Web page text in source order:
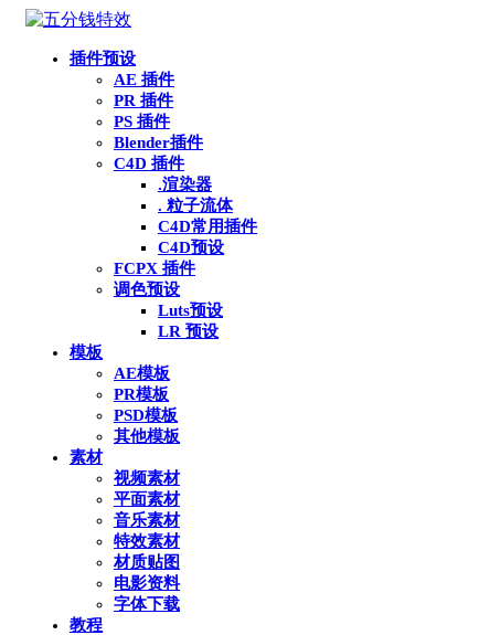
插件预设
AE 插件
PR 插件
PS 插件
Blender插件
C4D 插件
.渲染器
. 粒子流体
C4D常用插件
C4D预设
FCPX 插件
调色预设
Luts预设
LR 预设
模板
AE模板
PR模板
PSD模板
其他模板
素材
视频素材
平面素材
音乐素材
特效素材
材质贴图
电影资料
字体下载
教程